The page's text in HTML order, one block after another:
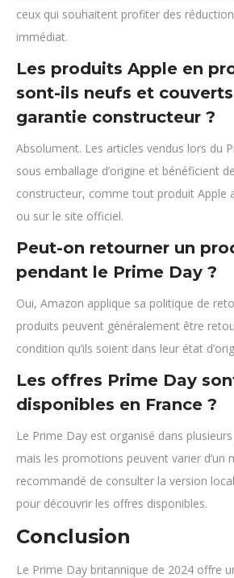
ceux qui souhaitent profiter des
immédiat.
Les produits Apple en
sont-ils neufs et
garantie constructeur ?
Absolument. Les articles vendus lors du
sous emballage d’origine et bénéficient
constructeur, comme tout produit Apple
ou sur le site officiel.
Peut-on retourner un
pendant le Prime Day ?
Oui, Amazon applique sa politique de
produits peuvent généralement être
condition qu’ils soient dans leur état
Les offres Prime Day
disponibles en France ?
Le Prime Day est organisé dans
mais les promotions peuvent varier d’un
recommandé de consulter la version
pour découvrir les offres disponibles.
Conclusion
Le Prime Day britannique de 2024 offre